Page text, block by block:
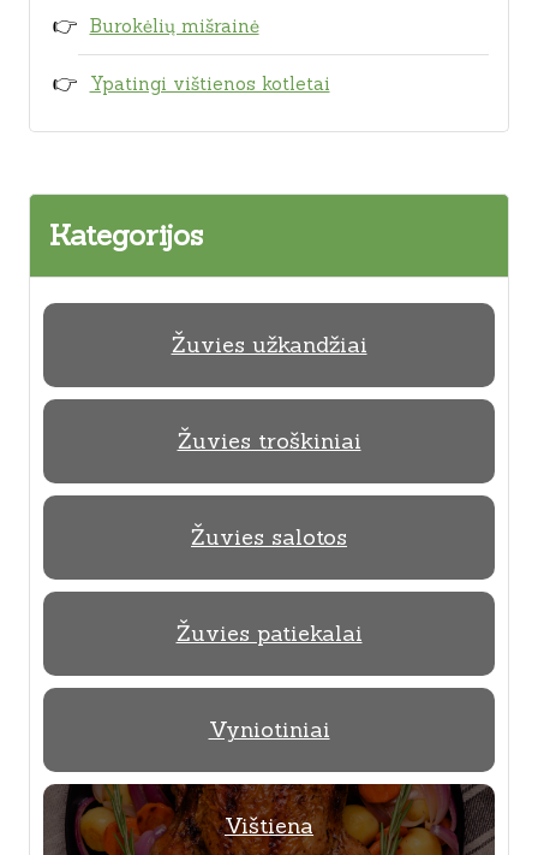
Burokėlių mišrainė
Ypatingi vištienos kotletai
Kategorijos
Žuvies užkandžiai
Žuvies troškiniai
Žuvies salotos
Žuvies patiekalai
Vyniotiniai
Vištiena